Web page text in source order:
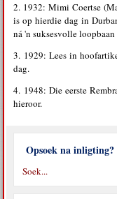
2. 1932: Mimi Coertse
is op hierdie dag in
ná 'n suksesvolle loopbaan
3. 1929: Lees in
dag.
4. 1948: Die eerste
hieroor.
Opsoek na inligting?